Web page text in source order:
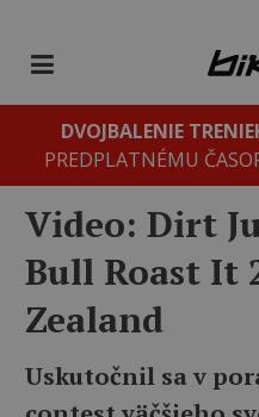
DVOJBALENIE
PREDPLATNÉMU
Video: Dirt
Bull Roast It
Zealand
Uskutočnil sa v